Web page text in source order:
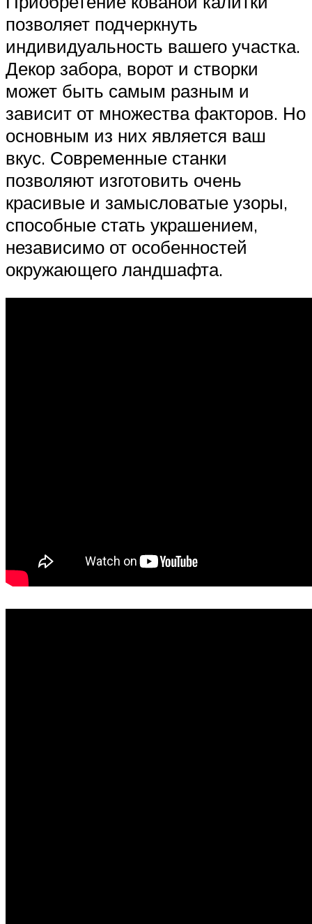
позволяет подчеркнуть
индивидуальность вашего участка.
Декор забора, ворот и створки
может быть самым разным и
зависит от множества факторов. Но
основным из них является ваш
вкус. Современные станки
позволяют изготовить очень
красивые и замысловатые узоры,
способные стать украшением,
независимо от особенностей
окружающего ландшафта.